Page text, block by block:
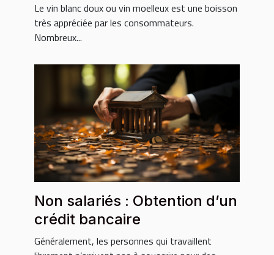
Le vin blanc doux ou vin moelleux est une boisson
très appréciée par les consommateurs.
Nombreux...
Non salariés : Obtention d’un
crédit bancaire
Généralement, les personnes qui travaillent